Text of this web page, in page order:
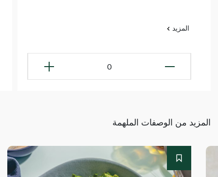
المزيد
0
المزيد من الوصفات الملهمة